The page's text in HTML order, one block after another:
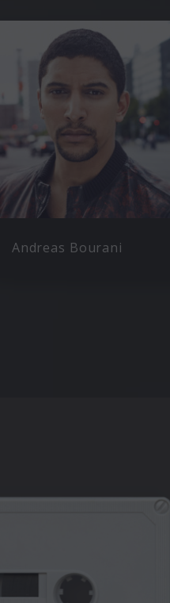
Andreas Bourani